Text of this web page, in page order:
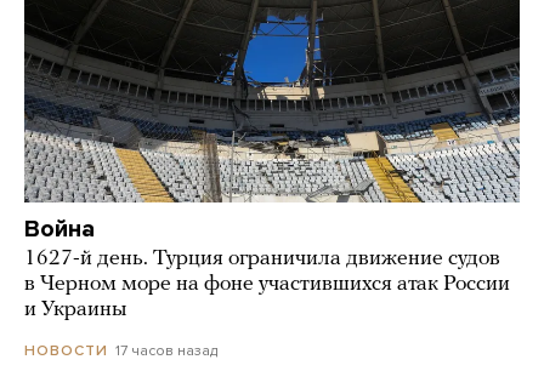
Война
1627-й день. Турция ограничила движение судов
в Черном море на фоне участившихся атак России
и Украины
НОВОСТИ 17 часов назад